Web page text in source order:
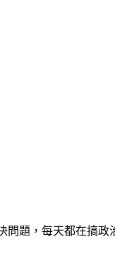
題，每天都在搞